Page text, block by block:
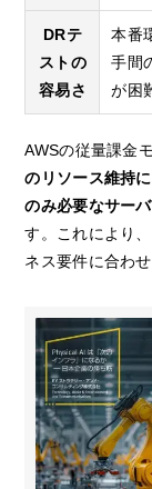
DRテ
ストの
容易さ
本番
手間
が困
AWSの従量課金
のリソース維持
のみ必要なサー
す。これにより
ネス要件に合わ